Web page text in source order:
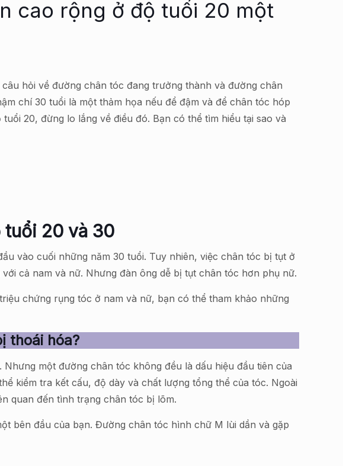
cao rộng ở độ tuổi 20 một
hỏi về đường chân tóc đang trưởng thành và đường chân
chí 30 tuổi là một thảm họa nếu để đậm và để chân tóc hóp
20, đừng lo lắng về điều đó. Bạn có thể tìm hiểu tại sao và
tuổi 20 và 30
vào cuối những năm 30 tuổi. Tuy nhiên, việc chân tóc bị tụt ở
cả nam và nữ. Nhưng đàn ông dễ bị tụt chân tóc hơn phụ nữ.
chứng rụng tóc ở nam và nữ, bạn có thể tham khảo những
thoái hóa?
một đường chân tóc không đều là dấu hiệu đầu tiên của
kiểm tra kết cấu, độ dày và chất lượng tổng thể của tóc. Ngoài
quan đến tình trạng chân tóc bị lõm.
bên đầu của bạn. Đường chân tóc hình chữ M lùi dần và gặp